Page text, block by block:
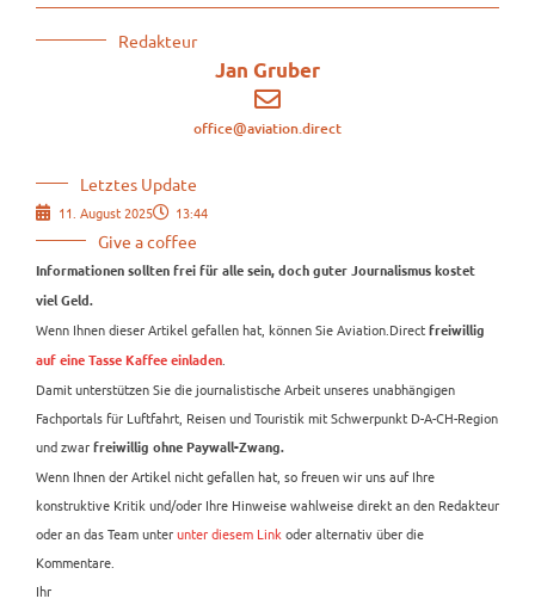
Redakteur
Jan Gruber
office@aviation.direct
Letztes Update
11. August 2025 13:44
Give a coffee
Informationen sollten frei für alle sein, doch guter Journalismus kostet
viel Geld.
Wenn Ihnen dieser Artikel gefallen hat, können Sie Aviation.Direct freiwillig
auf eine Tasse Kaffee einladen
Damit unterstützen Sie die journalistische Arbeit unseres unabhängigen
Fachportals für Luftfahrt, Reisen und Touristik mit Schwerpunkt D-A-CH-Region
und zwar freiwillig ohne Paywall-Zwang.
Wenn Ihnen der Artikel nicht gefallen hat, so freuen wir uns auf Ihre
konstruktive Kritik und/oder Ihre Hinweise wahlweise direkt an den Redakteur
oder an das Team unterunter diesem Link oder alternativ über die
Kommentare.
Ihr